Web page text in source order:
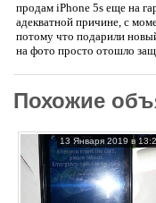
продам iPhone 5s еще на
адекватной причине, с
потому что подарили
на фото просто отошло
Похожие
13 Января 2019 в